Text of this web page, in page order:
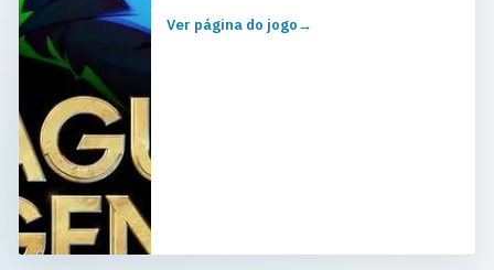
Ver página do jogo→